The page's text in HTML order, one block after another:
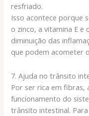
resfriado.
Isso acontece porque
o zinco, a vitamina E e
diminuição das
que podem acometer
7. Ajuda no trânsito
Por ser rica em fibras,
funcionamento do
trânsito intestinal.